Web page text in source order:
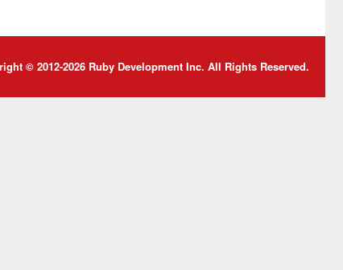
© 2012-2026 Ruby Development Inc. All Rights Reserved.